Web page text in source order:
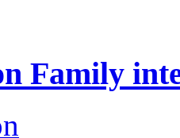
Family